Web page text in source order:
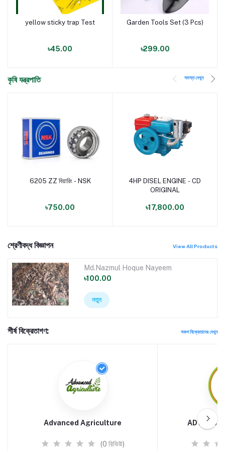
পণ্য যোগ করুন
yellow sticky trap Test
৳45.00
পণ্য যোগ করুন
Garden Tools Set (3 Pcs)
৳299.00
কৃষি যন্ত্রপাতি সমস্ত দেখুন
পণ্য যোগ করুন
6205 ZZ বিয়ারিং - NSK
৳750.00
পণ্য যোগ করুন
4HP DISEL ENGINE - CD
ORIGINAL
৳17,800.00
শ্রেণীবদ্ধ বিজ্ঞাপন View All Products
Md.Nazmul Hoque Nayeem
৳100.00
নতুন
শীর্ষ বিক্রেতাগণ: সকল বিক্রেতাদের দেখুন
Advanced Agriculture
(0 রিভিউ)
ADVANCE